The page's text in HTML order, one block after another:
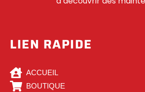
LIEN RAPIDE
ACCUEIL
BOUTIQUE